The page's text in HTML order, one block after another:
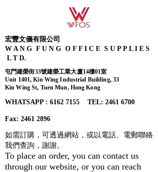
宏豐文儀有限公司
W A N G F U N G O F F I C E S U P P L I E S
L T D.
屯門建榮街33號建榮工業大廈14樓01室
Unit 1401, Kin Wing Industrial Building, 33
Kin Wing St, Tuen Mun, Hong Kong
WHATSAPP : 6162 7155​ TEL: 2461 6700
Fax: 2461 2896
如需訂購，可透過網站，或以電話、電郵聯絡
我們查詢， 謝謝。
To place an order, you can contact us
through our website, or you can reach